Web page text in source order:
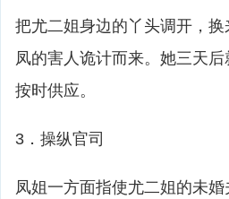
把尤二姐身边的丫头调开，
凤的害人诡计而来。她三天
按时供应。
3．操纵官司
凤姐一方面指使尤二姐的未